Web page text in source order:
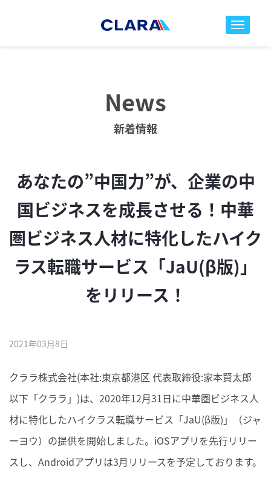
toggle
News
新着情報
あなたの”中国力”が、企業の中
国ビジネスを成長させる！中華
圏ビジネス人材に特化したハイク
ラス転職サービス「JaU(β版)」
をリリース！
2021年03月8日
クララ株式会社(本社:東京都港区 代表取締役:家本賢太郎
以下「クララ」)は、2020年12月31日に中華圏ビジネス人
材に特化したハイクラス転職サービス「JaU(β版)」（ジャ
ーヨウ）の提供を開始しました。iOSアプリを先行リリー
スし、Androidアプリは3月リリースを予定しております。